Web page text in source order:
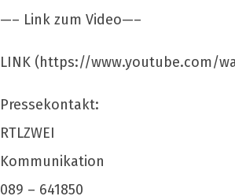
—– Link zum Video—–
LINK (https://www.youtube.com/
Pressekontakt:
RTLZWEI
Kommunikation
089 – 641850